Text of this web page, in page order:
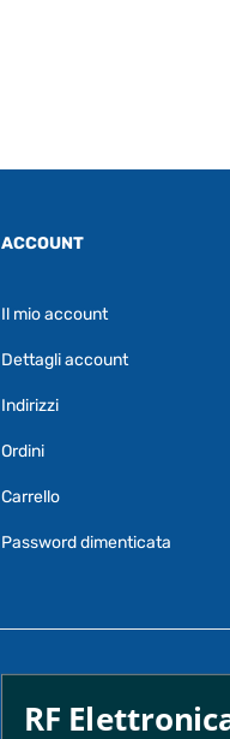
ACCOUNT
Il mio account
Dettagli account
Indirizzi
Ordini
Carrello
Password dimenticata
RF